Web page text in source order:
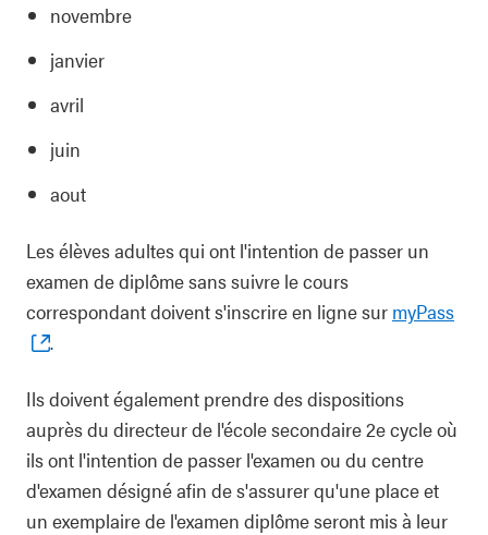
novembre
janvier
avril
juin
aout
Les élèves adultes qui ont l'intention de passer un
examen de diplôme sans suivre le cours
correspondant doivent s'inscrire en ligne sur myPass
.
Ils doivent également prendre des dispositions
auprès du directeur de l'école secondaire 2e cycle où
ils ont l'intention de passer l'examen ou du centre
d'examen désigné afin de s'assurer qu'une place et
un exemplaire de l'examen diplôme seront mis à leur